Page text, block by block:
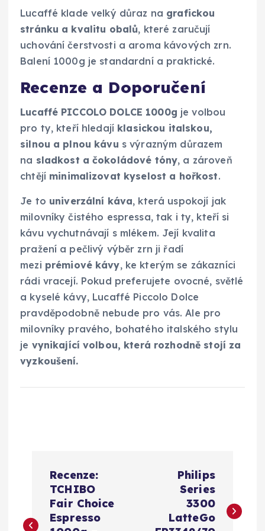
Lucaffé klade velký důraz na grafickou
stránku a kvalitu obalů, které zaručují
uchování čerstvosti a aroma kávových zrn.
Balení 1000g je standardní a praktické.
Recenze a Doporučení
Lucaffé PICCOLO DOLCE 1000g je volbou
pro ty, kteří hledají klasickou italskou,
silnou a plnou kávu s výrazným důrazem
na sladkost a čokoládové tóny, a zároveň
chtějí minimalizovat kyselost a hořkost.
Je to univerzální káva, která uspokojí jak
milovníky čistého espressa, tak i ty, kteří si
kávu vychutnávají s mlékem. Její kvalita
pražení a pečlivý výběr zrn ji řadí
mezi prémiové kávy, ke kterým se zákazníci
rádi vracejí. Pokud preferujete ovocné, světlé
a kyselé kávy, Lucaffé Piccolo Dolce
pravděpodobně nebude pro vás. Ale pro
milovníky pravého, bohatého italského stylu
je vynikající volbou, která rozhodně stojí za
vyzkoušení.
v
Recenze:
TCHIBO
Fair Choice
Espresso
Philips
Series
3300
LatteGo